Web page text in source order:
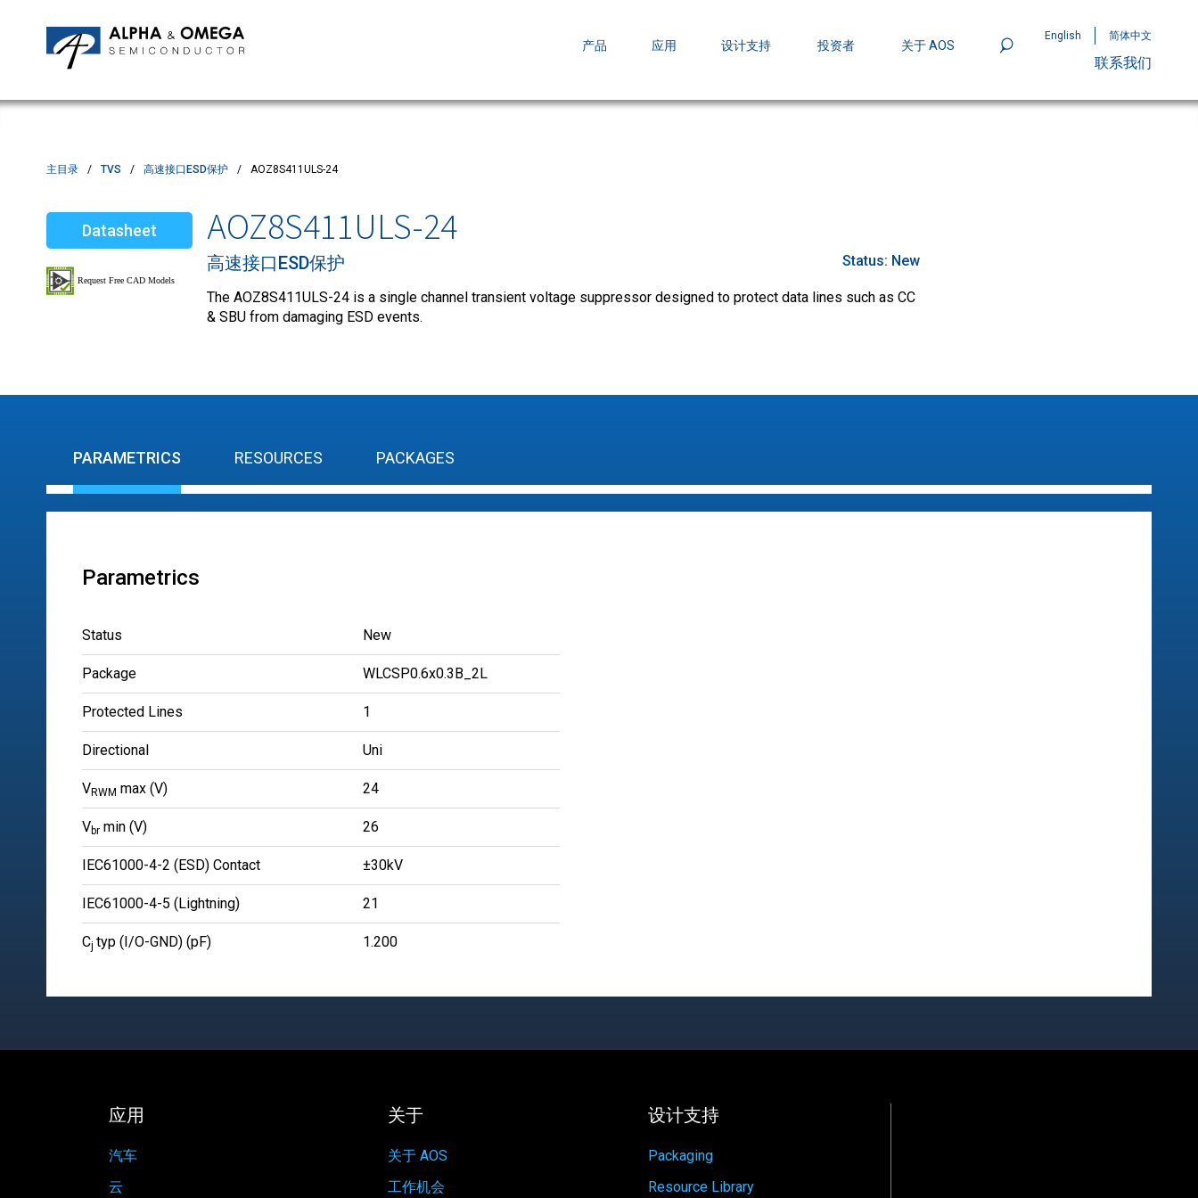
产品 应用 设计支持 投资者 关于 AOS
English 简体中文
联系我们
MOSFETs
Motor Control MCU's
TVS
AOS发布 AmpStack™ 封装：MOSFET 功率密度实现
质量与可靠性
客户满意度调查
主目录 TVS 高速接口ESD保护 AOZ8S411ULS-24
Datasheet AOZ8S411ULS-24
高速接口ESD保护 Status: New
The AOZ8S411ULS-24 is a single channel transient voltage suppressor designed to protect data lines such as CC
& SBU from damaging ESD events.
PARAMETRICS RESOURCES PACKAGES
Parametrics
Status New
Package WLCSP0.6x0.3B_2L
Protected Lines 1
Directional Uni
VRWM max (V) 24
Vbr min (V) 26
IEC61000-4-2 (ESD) Contact ±30kV
IEC61000-4-5 (Lightning) 21
Cj typ (I/O-GND) (pF) 1.200
应用
汽车
云
关于
关于 AOS
工作机会
设计支持
Packaging
Resource Library